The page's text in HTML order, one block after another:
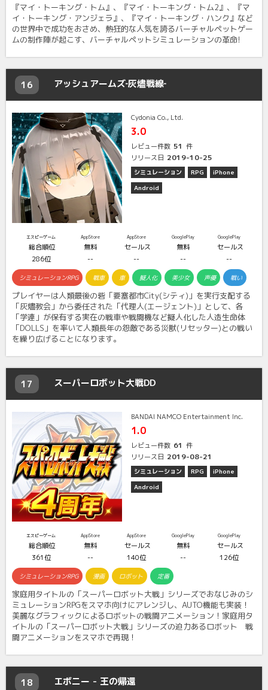
『マイ・トーキング・トム』、『マイ・トーキング・トム2』、『マ
イ・トーキング・アンジェラ』、『マイ・トーキング・ハンク』など
の世界中で成功をおさめ、熱狂的な人気を誇るバーチャルペットゲー
ムの制作陣が起こす、バーチャルペットシミュレーションの革命!
16 アッシュアームズ‐灰燼戦線‐
Cydonia Co., Ltd.
3.0
レビュー件数 51 件
リリース日 2019-10-25
シミュレーション RPG
iPhone
Android
エスピーゲーム
総合順位
286位
AppStore
無料
--
AppStore
セールス
--
GooglePlay
無料
--
GooglePlay
セールス
--
シミュレーションRPG 戦車 車 擬人化 美少女 声優 戦い
プレイヤーは人類最後の砦「要塞都市City(シティ)」を実行支配する
「灰燼教会」から委任された「代理人(エージェント)」として、各
「学連」が保有する実在の戦車や戦闘機など擬人化した人造生命体
「DOLLS」を率いて人類長年の怨敵である災獣(リセッター)との戦い
を繰り広げることになります。
17 スーパーロボット大戦DD
BANDAI NAMCO Entertainment Inc.
1.0
レビュー件数 61 件
リリース日 2019-08-21
シミュレーション RPG
iPhone
Android
エスピーゲーム
総合順位
361位
AppStore
無料
--
AppStore
セールス
140位
GooglePlay
無料
--
GooglePlay
セールス
126位
シミュレーションRPG 漫画 ロボット 定番
家庭用タイトルの「スーパーロボット大戦」シリーズでおなじみのシ
ミュレーションRPGをスマホ向けにアレンジし、AUTO機能も実装！
美麗なグラフィックによるロボットの戦闘アニメーション！家庭用タ
イトルの「スーパーロボット大戦」シリーズの迫力あるロボット 戦
闘アニメーションをスマホで再現！
18 エボニー - 王の帰還